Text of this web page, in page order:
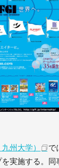
州大学）
で
実施する。同